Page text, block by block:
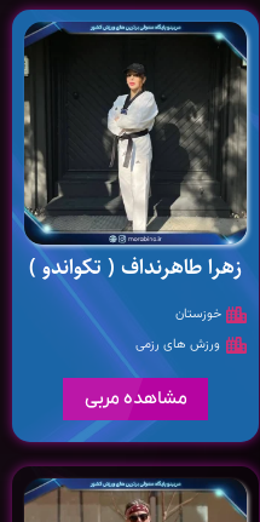
زهرا طاهرنداف ( تکواندو )
خوزستان
ورزش های رزمی
مشاهده مربی